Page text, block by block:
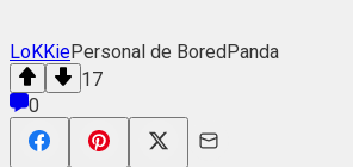
LoKKiePersonal de BoredPanda
17
0